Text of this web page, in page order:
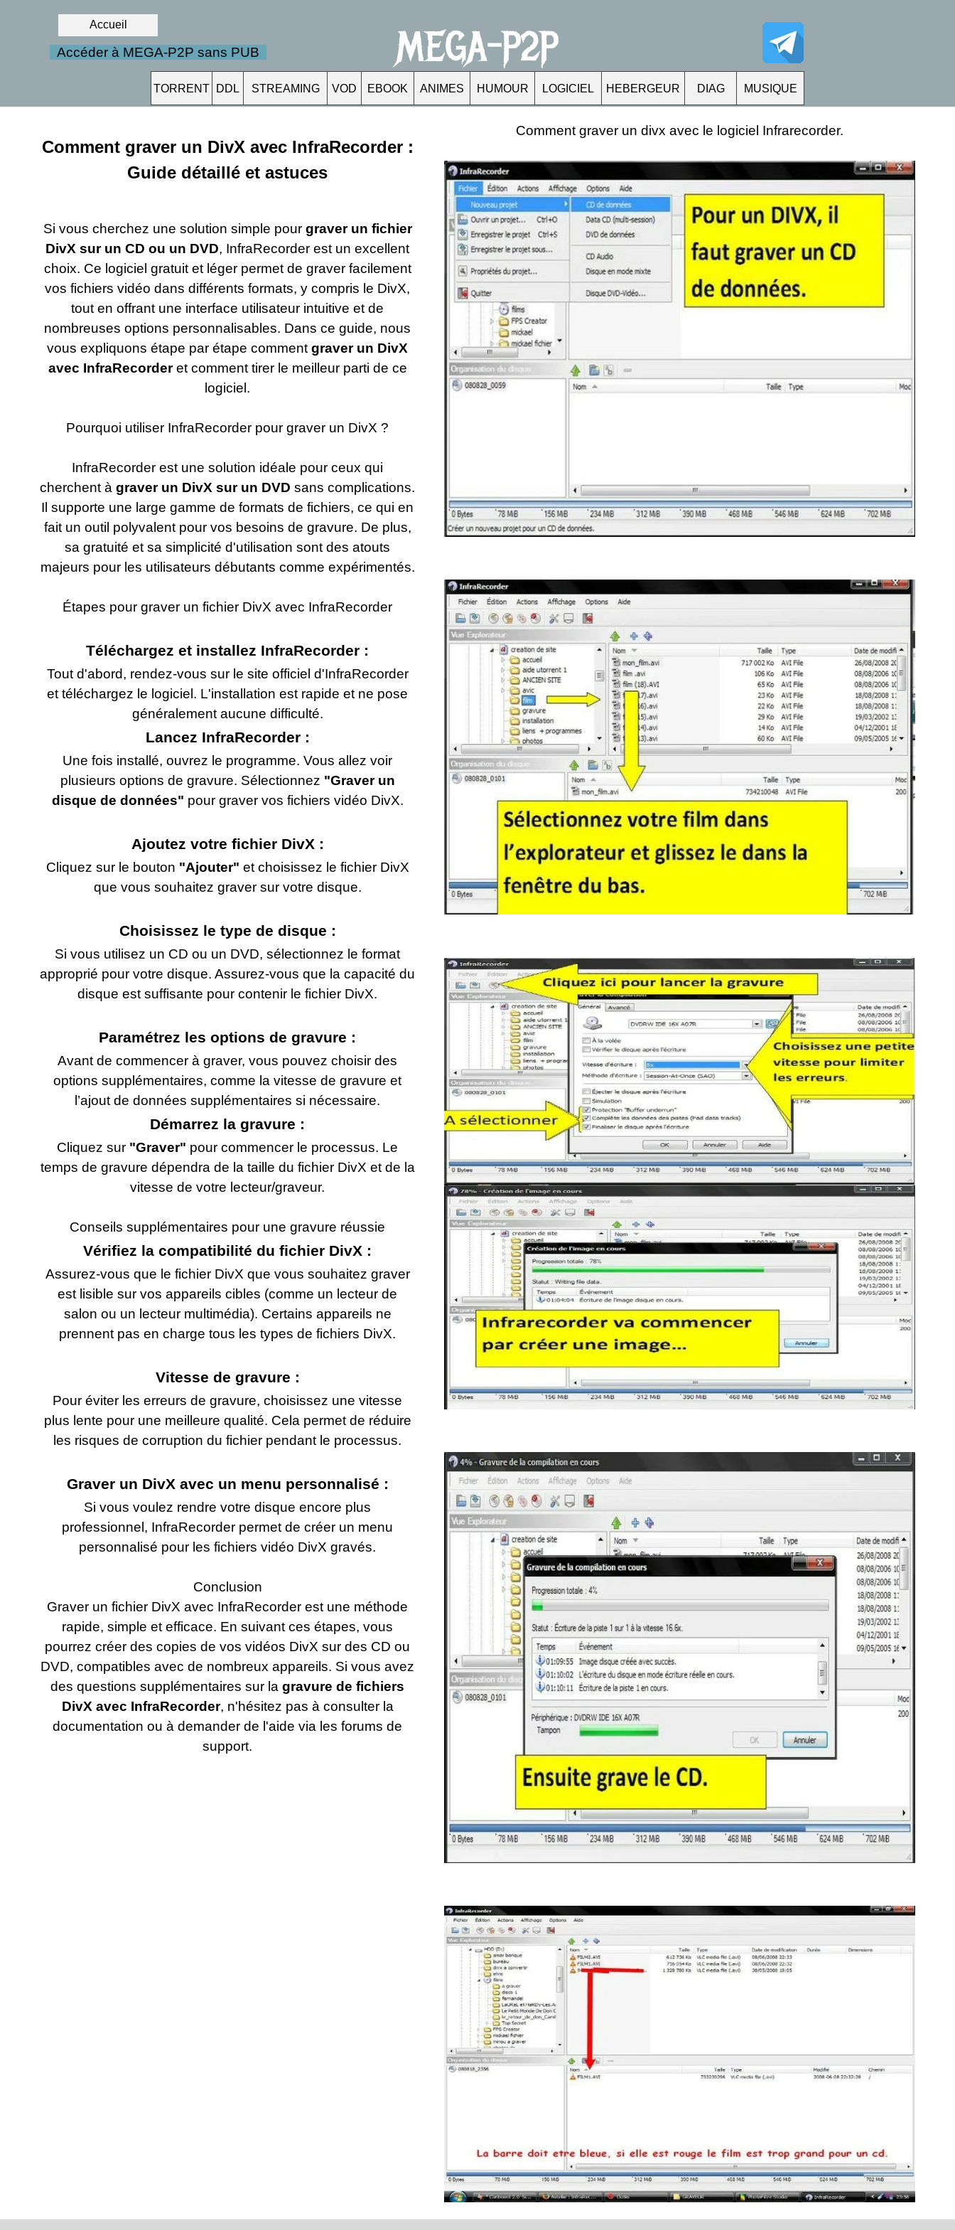
MEGA-P2P
Accueil
TORRENT DDL STREAMING VOD EBOOK ANIMES HUMOUR LOGICIEL HEBERGEUR DIAG MUSIQUE
Accéder à MEGA-P2P sans PUB
Comment graver un divx avec le logiciel Infrarecorder.
Comment graver un DivX avec InfraRecorder :
Guide détaillé et astuces
Si vous cherchez une solution simple pour graver un fichier
DivX sur un CD ou un DVD, InfraRecorder est un excellent
choix. Ce logiciel gratuit et léger permet de graver facilement
vos fichiers vidéo dans différents formats, y compris le DivX,
tout en offrant une interface utilisateur intuitive et de
nombreuses options personnalisables. Dans ce guide, nous
vous expliquons étape par étape commentgraver un DivX
avec InfraRecorderet comment tirer le meilleur parti de ce
logiciel.
Pourquoi utiliser InfraRecorder pour graver un DivX ?
InfraRecorder est une solution idéale pour ceux qui
cherchent àgraver un DivX sur un DVD sans complications.
Il supporte une large gamme de formats de fichiers, ce qui en
fait un outil polyvalent pour vos besoins de gravure. De plus,
sa gratuité et sa simplicité d'utilisation sont des atouts
majeurs pour les utilisateurs débutants comme expérimentés.
Étapes pour graver un fichier DivX avec InfraRecorder
Téléchargez et installez InfraRecorder :
Tout d'abord, rendez-vous sur le site officiel d'InfraRecorder
et téléchargez le logiciel. L'installation est rapide et ne pose
généralement aucune difficulté.
Lancez InfraRecorder :
Une fois installé, ouvrez le programme. Vous allez voir
plusieurs options de gravure. Sélectionnez "Graver un
disque de données" pour graver vos fichiers vidéo DivX.
Ajoutez votre fichier DivX :
Cliquez sur le bouton "Ajouter" et choisissez le fichier DivX
que vous souhaitez graver sur votre disque.
Choisissez le type de disque :
Si vous utilisez un CD ou un DVD, sélectionnez le format
approprié pour votre disque. Assurez-vous que la capacité du
disque est suffisante pour contenir le fichier DivX.
Paramétrez les options de gravure :
Avant de commencer à graver, vous pouvez choisir des
options supplémentaires, comme la vitesse de gravure et
l’ajout de données supplémentaires si nécessaire.
Démarrez la gravure :
Cliquez sur "Graver" pour commencer le processus. Le
temps de gravure dépendra de la taille du fichier DivX et de la
vitesse de votre lecteur/graveur.
Conseils supplémentaires pour une gravure réussie
Vérifiez la compatibilité du fichier DivX :
Assurez-vous que le fichier DivX que vous souhaitez graver
est lisible sur vos appareils cibles (comme un lecteur de
salon ou un lecteur multimédia). Certains appareils ne
prennent pas en charge tous les types de fichiers DivX.
Vitesse de gravure :
Pour éviter les erreurs de gravure, choisissez une vitesse
plus lente pour une meilleure qualité. Cela permet de réduire
les risques de corruption du fichier pendant le processus.
Graver un DivX avec un menu personnalisé :
Si vous voulez rendre votre disque encore plus
professionnel, InfraRecorder permet de créer un menu
personnalisé pour les fichiers vidéo DivX gravés.
Conclusion
Graver un fichier DivX avec InfraRecorder est une méthode
rapide, simple et efficace. En suivant ces étapes, vous
pourrez créer des copies de vos vidéos DivX sur des CD ou
DVD, compatibles avec de nombreux appareils. Si vous avez
des questions supplémentaires sur lagravure de fichiers
DivX avec InfraRecorder, n'hésitez pas à consulter la
documentation ou à demander de l'aide via les forums de
support.